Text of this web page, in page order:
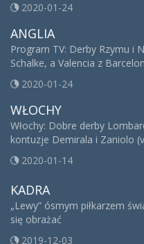
2020-01-24
ANGLIA
Program TV: Derby Rzymu i
Schalke, a Valencia z
2020-01-24
WŁOCHY
Włochy: Dobre derby
kontuzje Demirala i Zaniolo
2020-01-14
KADRA
„Lewy” ósmym piłkarzem
się obrażać
2019-12-03